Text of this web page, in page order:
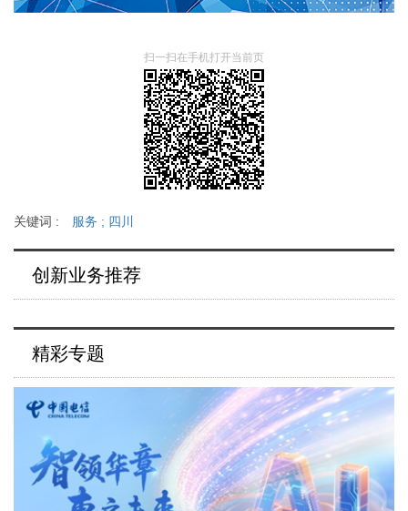
扫一扫在手机打开当前页
关键词 : 服务 ; 四川
创新业务推荐
精彩专题